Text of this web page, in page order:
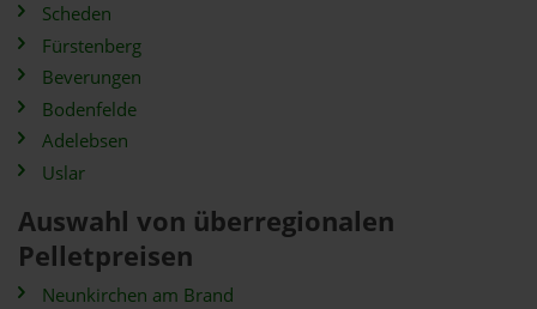
Scheden
Fürstenberg
Beverungen
Bodenfelde
Adelebsen
Uslar
Auswahl von überregionalen
Pelletpreisen
Neunkirchen am Brand